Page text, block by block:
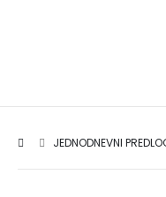
JEDNODNEVNI